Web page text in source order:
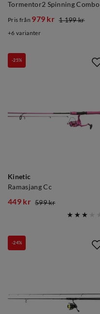
Tormentor2 Spinning Combo
discounted
Pris från 979 kr
original
1 199 kr
6 varianter
Kinetic
Ramasjang Cc
-25%
449 kr 599 kr
-24%